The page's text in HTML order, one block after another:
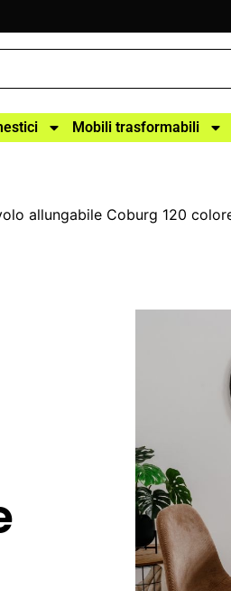
Mobili trasformabili
allungabile Coburg 120